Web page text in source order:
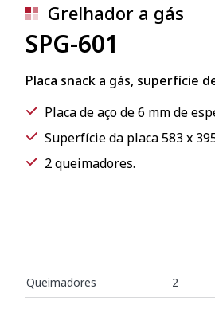
Grelhador a gás
SPG-601
Placa snack a gás, superfície
Placa de aço de 6 mm de
Superfície da placa 583 x
2 queimadores.
Queimadores 2